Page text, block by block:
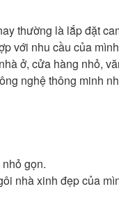
thường là lắp đặt
với nhu cầu của
ở, cửa hàng nhỏ,
nghệ thông minh
gọn.
nhà xinh đẹp của